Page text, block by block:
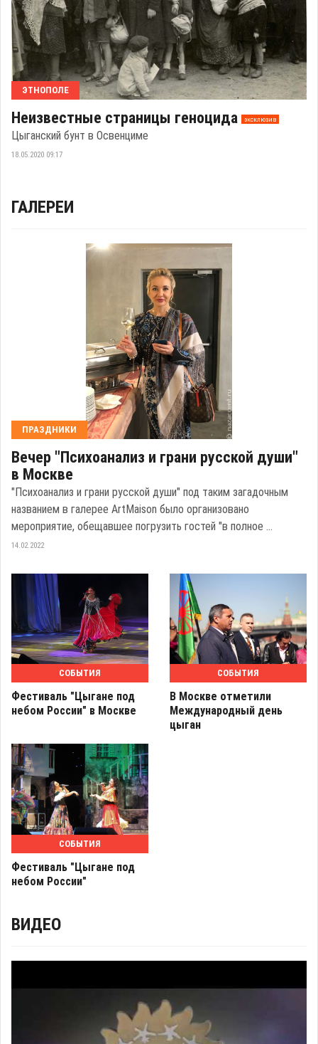
ЭТНОПОЛЕ
Неизвестные страницы геноцида эксклюзив
Цыганский бунт в Освенциме
18.05.2020 09:17
ГАЛЕРЕИ
ПРАЗДНИКИ
Вечер "Психоанализ и грани русской души"
в Москве
"Психоанализ и грани русской души" под таким загадочным
названием в галерее ArtMaison было организовано
мероприятие, обещавшее погрузить гостей "в полное ...
14.02.2022
СОБЫТИЯ
Фестиваль "Цыгане под
небом России" в Москве
СОБЫТИЯ
В Москве отметили
Международный день
цыган
СОБЫТИЯ
Фестиваль "Цыгане под
небом России"
ВИДЕО